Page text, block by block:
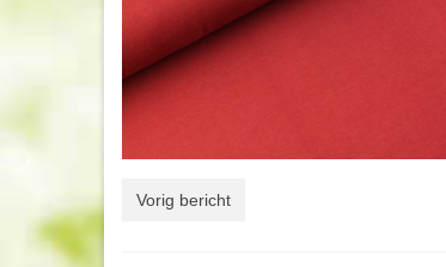
Vorig bericht